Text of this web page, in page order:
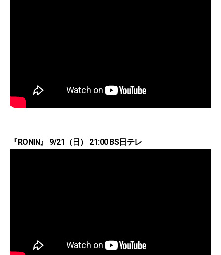
『RONIN』 9/21（日） 21:00 BS日テレ